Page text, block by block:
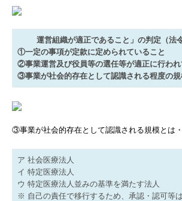
運営組織が適正であること」の判定（法
①一定の事項が定款に定められていること
②事業運営及び役員等の選任等が適正に行われ
③事業が社会的存在として認識される程度の規
③事業が社会的存在として認識される規模とは・
ア 社会医療法人
イ 特定医療法人
ウ 特定医療法人並みの基準を満たす法人
※ 自己の責任で移行するため、承認・認可等